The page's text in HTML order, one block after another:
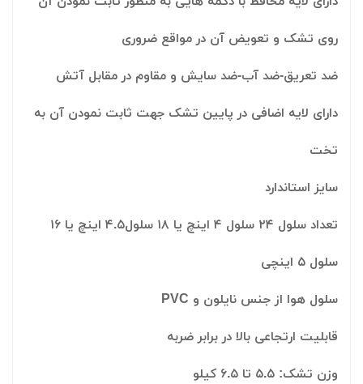
روی تشک و تعویض آن در مواقع ضروری
ضد تعریق-ضد آب-ضد سایش و مقاوم در مقابل آتش
دارای لایه اضافی در پایین تشک جهت ثابت نمودن آن به
تخت
سایز استاندارد
تعداد سلول ۲۴ سلول ۴ اینچ یا ۱۸ سلول۴.۵ اینچ یا ۱۶
سلول ۵ اینچی
سلول هوا از جنس نایلون و PVC
قابلیت ارتجاعی بالا در برابر ضربه
وزن تشک: ۵.۵ تا ۶.۵ کیلو